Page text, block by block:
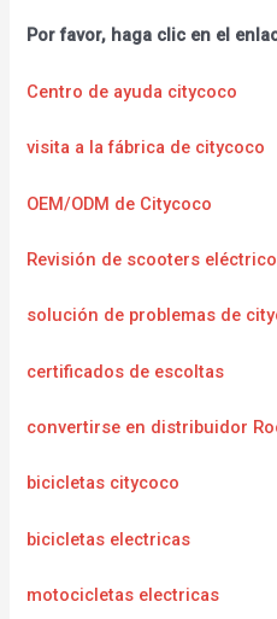
Por favor, haga clic en el
Centro de ayuda citycoco
visita a la fábrica de citycoco
OEM/ODM de Citycoco
Revisión de scooters
solución de problemas de
certificados de escoltas
convertirse en distribuidor
bicicletas citycoco
bicicletas electricas
motocicletas electricas